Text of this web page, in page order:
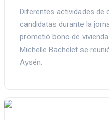
Diferentes actividades de
candidatas durante la
prometió bono de
Michelle Bachelet se
Aysén.